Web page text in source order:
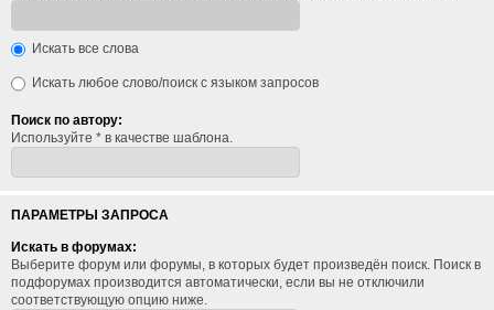
Искать все слова
Искать любое слово/поиск с языком запросов
Поиск по автору:
Используйте * в качестве шаблона.
ПАРАМЕТРЫ ЗАПРОСА
Искать в форумах:
Выберите форум или форумы, в которых будет произведён поиск. Поиск в
подфорумах производится автоматически, если вы не отключили
соответствующую опцию ниже.